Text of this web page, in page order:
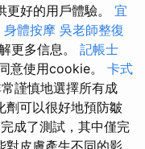
好的用戶體驗。 宜
身體按摩 吳老師整復
更多信息。 記帳士
意使用cookie。 卡式
謹慎地選擇所有成
劑可以很好地預防皺
成了測試，其中僅完
對皮膚產生不同的影